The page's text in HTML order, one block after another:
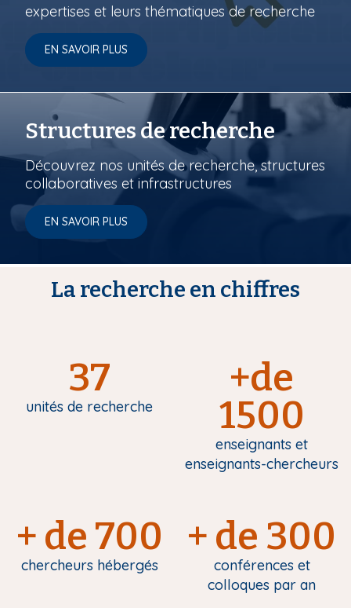
expertises et leurs thématiques de recherche
EN SAVOIR PLUS
Structures de recherche
Découvrez nos unités de recherche, structures
collaboratives et infrastructures
EN SAVOIR PLUS
La recherche en chiffres
37
unités de recherche
+de
1500
enseignants et
enseignants-chercheurs
+ de 700
chercheurs hébergés
+ de 300
conférences et
colloques par an